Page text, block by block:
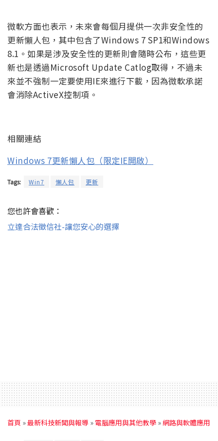
微軟方面也表示，未來會每個月提供一次非安全性的
更新懶人包，其中包含了Windows 7 SP1和Windows
8.1。如果是涉及安全性的更新則會隨時公布，這些更
新也是透過Microsoft Update Catlog取得，不過未
來並不強制一定要使用IE來進行下載，因為微軟承諾
會消除ActiveX控制項。
相關連結
Windows 7更新懶人包（限定IE開啟）
Tags: Win7 懶人包 更新
您也許會喜歡：
立達合法徵信社-讓您安心的選擇
首頁 »最新科技新聞與報導 » 電腦應用與其他教學 »網路與軟體應用